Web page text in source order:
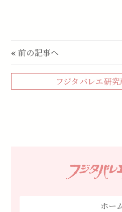
«前の記事へ
フジタバレエ研
ホー